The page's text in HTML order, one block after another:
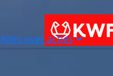
Alles over acties